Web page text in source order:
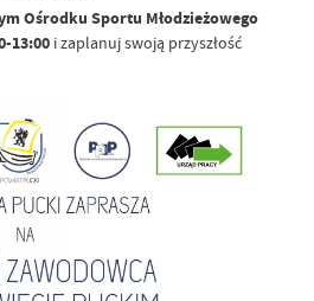
Ośrodku Sportu Młodzieżowego
13:00 i zaplanuj swoją przyszłość